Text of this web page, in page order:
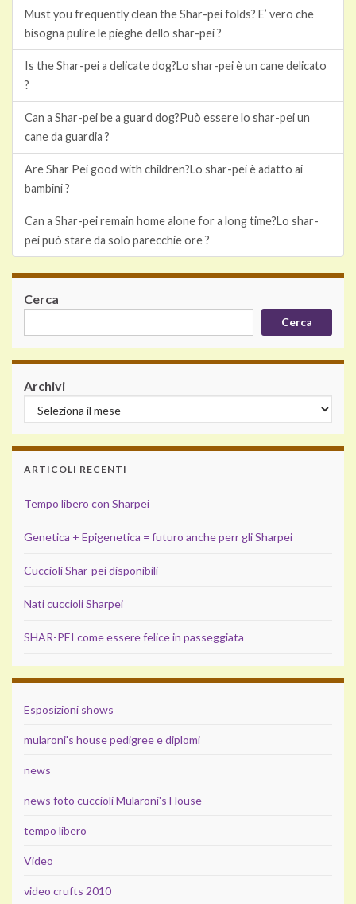
Must you frequently clean the Shar-pei folds? E’ vero che
bisogna pulire le pieghe dello shar-pei ?
Is the Shar-pei a delicate dog?Lo shar-pei è un cane delicato
?
Can a Shar-pei be a guard dog?Può essere lo shar-pei un
cane da guardia ?
Are Shar Pei good with children?Lo shar-pei è adatto ai
bambini ?
Can a Shar-pei remain home alone for a long time?Lo shar-
pei può stare da solo parecchie ore ?
Cerca
Cerca
Archivi
ARTICOLI RECENTI
Tempo libero con Sharpei
Genetica + Epigenetica = futuro anche perr gli Sharpei
Cuccioli Shar-pei disponibili
Nati cuccioli Sharpei
SHAR-PEI come essere felice in passeggiata
Esposizioni shows
mularoni's house pedigree e diplomi
news
news foto cuccioli Mularoni's House
tempo libero
Video
video crufts 2010